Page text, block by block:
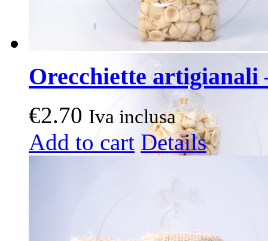
Orecchiette artigianali
€2.70 Iva inclusa
Add to cart Details